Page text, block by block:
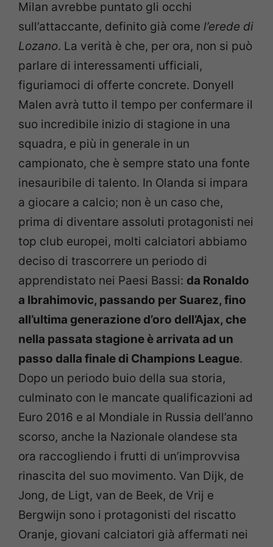
Milan avrebbe puntato gli occhi
sull’attaccante, definito già come l’erede di
Lozano. La verità è che, per ora, non si può
parlare di interessamenti ufficiali,
figuriamoci di offerte concrete. Donyell
Malen avrà tutto il tempo per confermare il
suo incredibile inizio di stagione in una
squadra, e più in generale in un
campionato, che è sempre stato una fonte
inesauribile di talento. In Olanda si impara
a giocare a calcio; non è un caso che,
prima di diventare assoluti protagonisti nei
top club europei, molti calciatori abbiamo
deciso di trascorrere un periodo di
apprendistato nei Paesi Bassi: da Ronaldo
a Ibrahimovic, passando per Suarez, fino
all’ultima generazione d’oro dell’Ajax, che
nella passata stagione è arrivata ad un
passo dalla finale di Champions League.
Dopo un periodo buio della sua storia,
culminato con le mancate qualificazioni ad
Euro 2016 e al Mondiale in Russia dell’anno
scorso, anche la Nazionale olandese sta
ora raccogliendo i frutti di un’improvvisa
rinascita del suo movimento. Van Dijk, de
Jong, de Ligt, van de Beek, de Vrij e
Bergwijn sono i protagonisti del riscatto
Oranje, giovani calciatori già affermati nei